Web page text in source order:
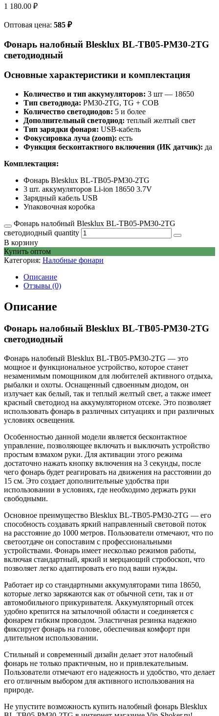
1 180.00 ₽
Оптовая цена: 585 ₽
Фонарь налобный Blesklux BL-TB05-PM30-2TG
светодиодный
Основные характеристики и комплектация
Количество и тип аккумуляторов: 3 шт — 18650
Тип светодиода: PM30-2TG, TG + COB
Количество светодиодов: 5 и более
Дополнительный светодиод: теплый желтый свет
Тип зарядки фонаря: USB-кабель
Фокусировка луча (zoom): есть
Функция бесконтактного включения (ИК датчик): да
Комплектация:
Фонарь Blesklux BL-TB05-PM30-2TG
3 шт. аккумуляторов Li-ion 18650 3.7V
Зарядный кабель USB
Упаковочная коробка
Фонарь налобный Blesklux BL-TB05-PM30-2TG
светодиодный quantity
В корзину
Купить оптом
Категория: Налобные фонари
Описание
Отзывы (0)
Описание
Фонарь налобный Blesklux BL-TB05-PM30-2TG
светодиодный
Фонарь налобный Blesklux BL-TB05-PM30-2TG — это
мощное и функциональное устройство, которое станет
незаменимым помощником для любителей активного отдыха,
рыбалки и охоты. Оснащенный сдвоенным диодом, он
излучает как белый, так и теплый желтый свет, а также имеет
красный светодиод на аккумуляторном отсеке. Это позволяет
использовать фонарь в различных ситуациях и при различных
условиях освещения.
Особенностью данной модели является бесконтактное
управление, позволяющее включать и выключать устройство
простым взмахом руки. Для активации этого режима
достаточно нажать кнопку включения на 3 секунды, после
чего фонарь будет реагировать на движения на расстоянии до
15 см. Это создает дополнительные удобства при
использовании в условиях, где необходимо держать руки
свободными.
Основное преимущество Blesklux BL-TB05-PM30-2TG — его
способность создавать яркий направленный световой поток
на расстояние до 1000 метров. Пользователи отмечают, что по
светоотдаче он сопоставим с профессиональными
устройствами. Фонарь имеет несколько режимов работы,
включая стандартный, яркий и мерцающий стробоскоп, что
позволяет легко адаптировать его под ваши нужды.
Работает ир со стандартными аккумуляторами типа 18650,
которые легко заряжаются как от обычной сети, так и от
автомобильного прикуривателя. Аккумуляторный отсек
удобно крепится на затылочной области и соединяется с
фонарем гибким проводом. Эластичная резинка надежно
фиксирует фонарь на голове, обеспечивая комфорт при
длительном использовании.
Стильный и современный дизайн делает этот налобный
фонарь не только практичным, но и привлекательным.
Пользователи отмечают его надежность и удобство, что делает
его отличным выбором для активного использования на
природе.
Не упустите возможность купить налобный фонарь Blesklux